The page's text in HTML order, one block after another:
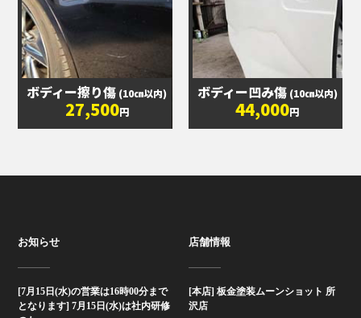
ボディー擦り傷 (10㎝以内)
27,500円
ボディー凹み傷 (10㎝以内)
44,000円
お知らせ
[7月15日(水)の営業は16時00分まで
となります] 7月15日(水)は社内研修
店舗情報
[本店] 板金塗装ムーンショット 所
沢店